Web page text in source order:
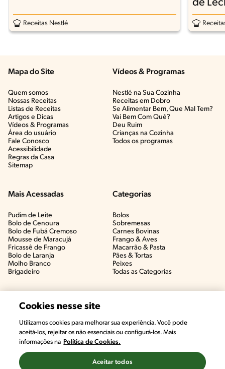
Receitas Nestlé
de
Mapa do Site
Quem somos
Nossas Receitas
Listas de Receitas​
Artigos e Dicas​
Vídeos & Programas​
Área do usuário
Fale Conosco
Acessibilidade
Regras da Casa
Sitemap
Vídeos & Programas​
Nestlé na Sua Cozinha
Receitas em Dobro
Se Alimentar Bem, Que Mal Tem?​
Vai Bem Com Quê?​
Deu Ruim​
Crianças na Cozinha​
Todos os programas
Mais Acessadas
Pudim de Leite
Bolo de Cenoura
Bolo de Fubá Cremoso
Mousse de Maracujá
Fricassê de Frango
Bolo de Laranja
Molho Branco
Brigadeiro
Categorias
Bolos
Sobremesas
Carnes Bovinas​
Frango & Aves​
Macarrão & Pasta​
Pães & Tortas​
Peixes
Todas as Categorias
Cookies nesse site
Utilizamos cookies para melhorar sua experiência. Você pode
aceitá-los, rejeitar os não essenciais ou configurá-los. Mais
informações na Política de Cookies.
Aceitar todos